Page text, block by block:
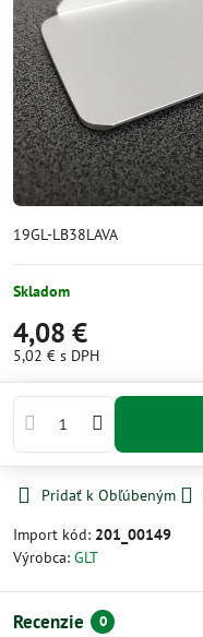
19GL-LB38LAVA
Skladom
4,08 €
5,02 € s DPH
Pridať k Obľúbeným
Import kód: 201_00149
Výrobca: GLT
Recenzie 0